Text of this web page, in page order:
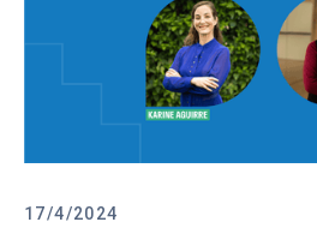
17/4/2024